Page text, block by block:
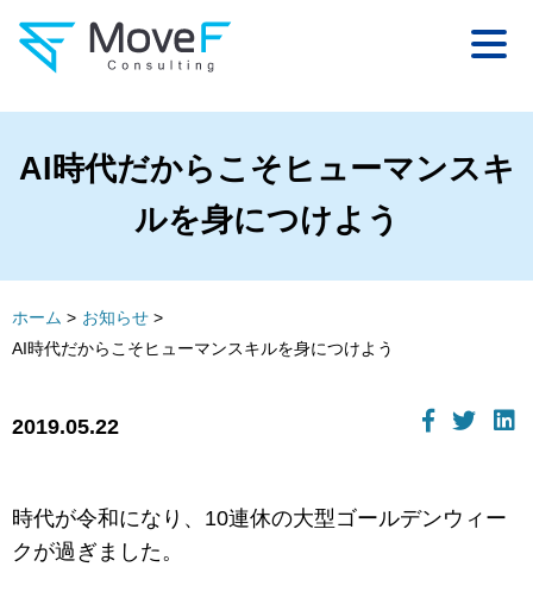
AI時代だからこそヒューマンスキ
ルを身につけよう
ホーム
お知らせ
AI時代だからこそヒューマンスキルを身につけよう
2019.05.22
時代が令和になり、10連休の大型ゴールデンウィー
クが過ぎました。